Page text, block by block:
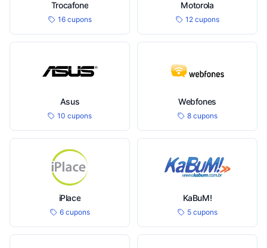
Trocafone
16 cupons
Motorola
12 cupons
Asus
10 cupons
Webfones
8 cupons
iPlace
6 cupons
KaBuM!
5 cupons